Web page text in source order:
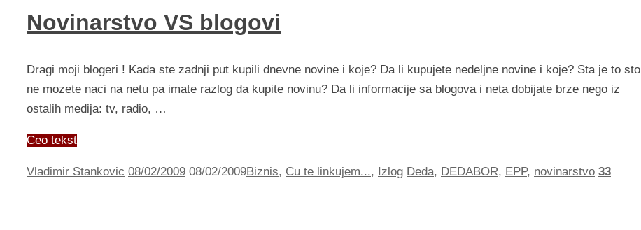
Novinarstvo VS blogovi
Dragi moji blogeri ! Kada ste zadnji put kupili dnevne novine i koje? Da li kupujete nedeljne novine i koje? Sta je to sto
ne mozete naci na netu pa imate razlog da kupite novinu? Da li informacije sa blogova i neta dobijate brze nego iz
ostalih medija: tv, radio, …
Ceo tekst
Vladimir Stankovic 08/02/2009 08/02/2009Biznis, Cu te linkujem..., Izlog Deda, DEDABOR, EPP, novinarstvo 33